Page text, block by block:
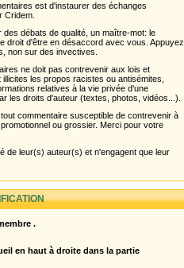
est d'instaurer des échanges
Cridem.
débats de qualité, un maître-mot: le
droit d'être en désaccord avec vous. Appuyez
non sur des invectives.
ne doit pas contrevenir aux lois et
les propos racistes ou antisémites,
relatives à la vie privée d'une
les droits d'auteur (textes, photos, vidéos...).
commentaire susceptible de contrevenir à
ou grossier. Merci pour votre
de leur(s) auteur(s) et n'engagent que leur
.
en haut à droite dans la partie